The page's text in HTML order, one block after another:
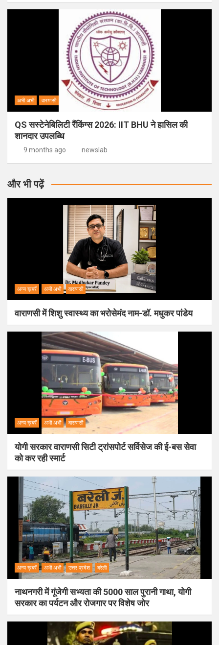
अभी अभी वाराणसी
QS सस्टेनेबिलिटी रैंकिंग्स 2026: IIT BHU ने हासिल की
शानदार उपलब्धि
9 months ago newslab
और भी पढ़ें
अन्य ख़बरें अभी अभी वाराणसी
वाराणसी में शिशु स्वास्थ्य का भरोसेमंद नाम-डॉ. मधुकर पांडेय
अन्य ख़बरें अभी अभी वाराणसी
योगी सरकार वाराणसी सिटी ट्रांसपोर्ट सर्विसेज की ई-बस सेवा
को कर रही स्मार्ट
अन्य ख़बरें अभी अभी उत्तर प्रदेश बरेली
नाथनगरी में गूंजेगी सभ्यता की 5000 साल पुरानी गाथा, योगी
सरकार का पर्यटन और रोजगार पर विशेष जोर